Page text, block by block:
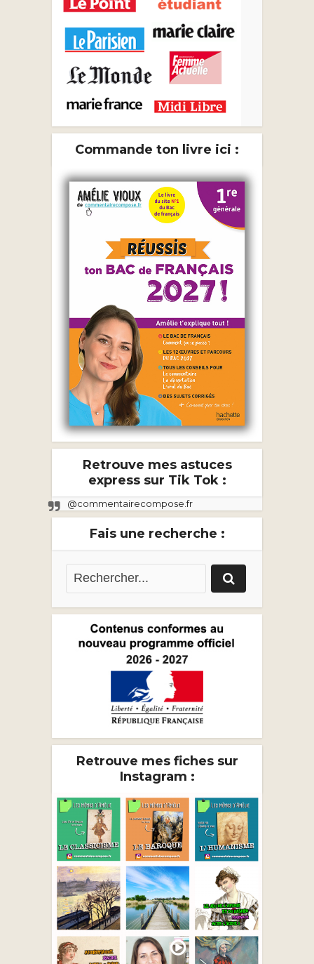
Commande ton livre ici :
Retrouve mes astuces
express sur Tik Tok :
@commentairecompose.fr
Fais une recherche :
Retrouve mes fiches sur
Instagram :